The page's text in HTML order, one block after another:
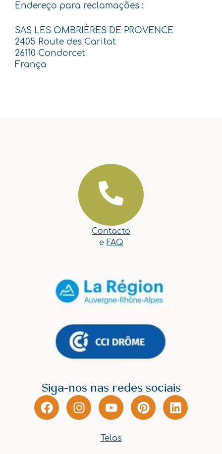
Endereço para reclamações :
SAS LES OMBRIÈRES DE PROVENCE
2405 Route des Caritat
26110 Condorcet
França
Contacto
e FAQ
Siga-nos nas redes sociais
F
a
I
n
Y
o
t
P
i
L
i
Telas